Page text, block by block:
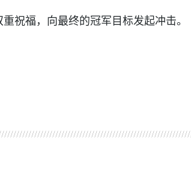
祝福，向最终的冠军目标发起冲击。